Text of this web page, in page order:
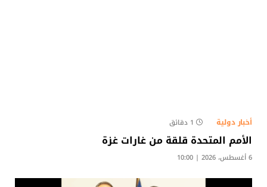
أخبار دولية 1 دقائق
الأمم المتحدة قلقة من غارات غزة
6 أغسطس، 2026 | 10:00